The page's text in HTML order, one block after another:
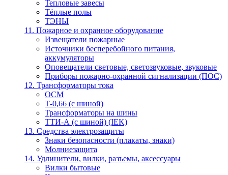
Тепловые завесы
Тёплые полы
ТЭНЫ
11. Пожарное и охранное оборудование
Извещатели пожарные
Источники бесперебойного питания,
аккумуляторы
Оповещатели световые, светозвуковые, звуковые
Приборы пожарно-охранной сигнализации (ПОС)
12. Трансформаторы тока
ОСМ
Т-0,66 (с шиной)
Трансформаторы на шины
ТТИ-А (с шиной) (IEK)
13. Средства электрозащиты
Знаки безопасности (плакаты, знаки)
Молниезащита
14. Удлинители, вилки, разъемы, аксессуары
Вилки бытовые